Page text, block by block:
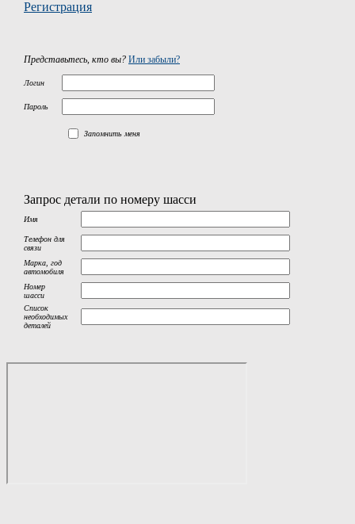
Регистрация
Представьтесь, кто вы? Или забыли?
Логин
Пароль
Запомнить меня
Запрос детали по номеру шасси
Имя
Телефон для
связи
Марка, год
автомобиля
Номер
шасси
Список
необходимых
деталей